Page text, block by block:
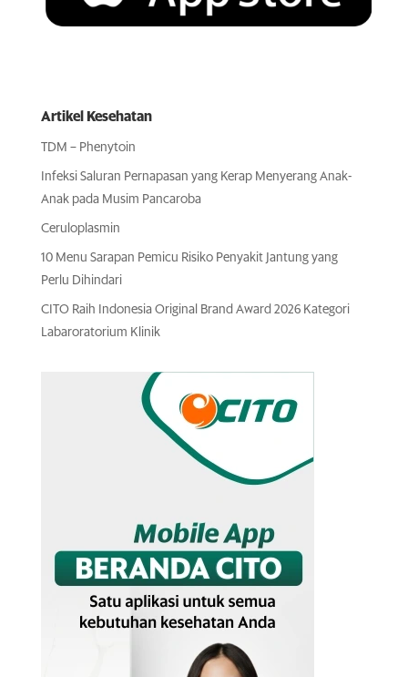
Artikel Kesehatan
TDM – Phenytoin
Infeksi Saluran Pernapasan yang Kerap Menyerang Anak-
Anak pada Musim Pancaroba
Ceruloplasmin
10 Menu Sarapan Pemicu Risiko Penyakit Jantung yang
Perlu Dihindari
CITO Raih Indonesia Original Brand Award 2026 Kategori
Labaroratorium Klinik